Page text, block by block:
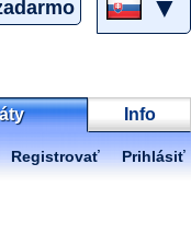
▼
Info
Registrovať Prihlásiť